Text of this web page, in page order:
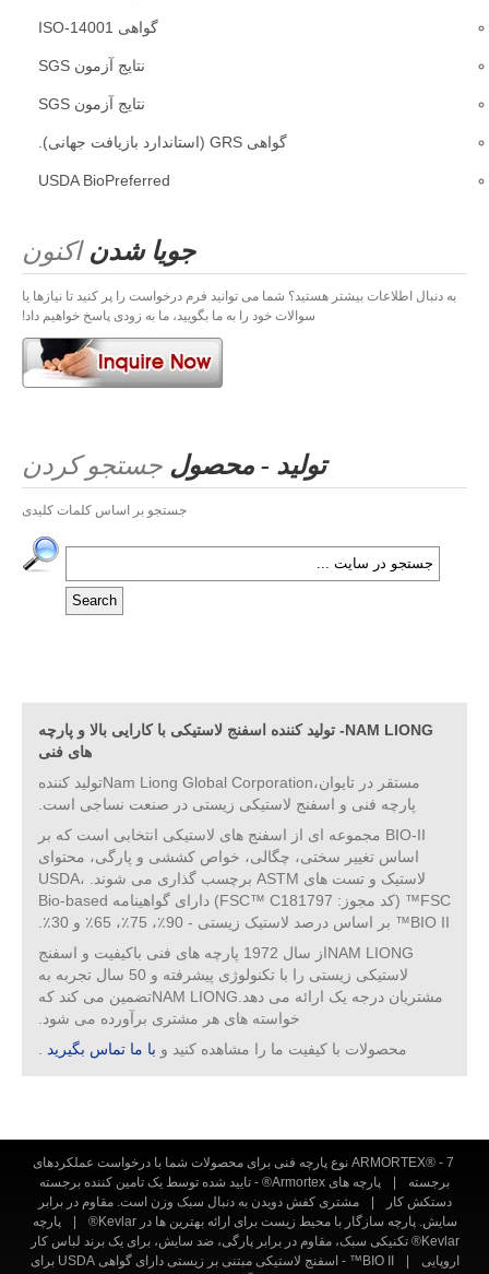
گواهی ISO-14001
نتایج آزمون SGS
نتایج آزمون SGS
گواهی GRS (استاندارد بازیافت جهانی).
USDA BioPreferred
جویا شدن اکنون
به دنبال اطلاعات بیشتر هستید؟ شما می توانید فرم درخواست را پر کنید تا نیازها یا
سوالات خود را به ما بگویید، ما به زودی پاسخ خواهیم داد!
تولید - محصول جستجو کردن
جستجو بر اساس کلمات کلیدی
NAM LIONG- تولید کننده اسفنج لاستیکی با کارایی بالا و پارچه
های فنی
مستقر در تایوان،Nam Liong Global Corporationتولید کننده
پارچه فنی و اسفنج لاستیکی زیستی در صنعت نساجی است.
BIO-II مجموعه ای از اسفنج های لاستیکی انتخابی است که بر
اساس تغییر سختی، چگالی، خواص کششی و پارگی، محتوای
لاستیک و تست های ASTM برچسب گذاری می شوند. USDA،
FSC™ (کد مجوز: FSC™ C181797) دارای گواهینامه Bio-based
BIO II™ بر اساس درصد لاستیک زیستی - 90٪، 75٪، 65٪ و 30٪.
NAM LIONGاز سال 1972 پارچه های فنی باکیفیت و اسفنج
لاستیکی زیستی را با تکنولوژی پیشرفته و 50 سال تجربه به
مشتریان درجه یک ارائه می دهد.NAM LIONGتضمین می کند که
خواسته های هر مشتری برآورده می شود.
محصولات با کیفیت ما را مشاهده کنید و با ما تماس بگیرید
ARMORTEX® - 7 نوع پارچه فنی برای محصولات شما با درخواست عملکردهای
برجسته
پارچه های Armortex® - تایید شده توسط یک تامین کننده برجسته
دستکش کار
مشتری کفش دویدن به دنبال سبک وزن است. مقاوم در برابر
سایش. پارچه سازگار با محیط زیست برای ارائه بهترین ها در Kevlar®
پارچه
Kevlar® تکنیکی سبک، مقاوم در برابر پارگی، ضد سایش، برای یک برند لباس کار
اروپایی
BIO II™ - اسفنج لاستیکی مبتنی بر زیستی دارای گواهی USDA برای